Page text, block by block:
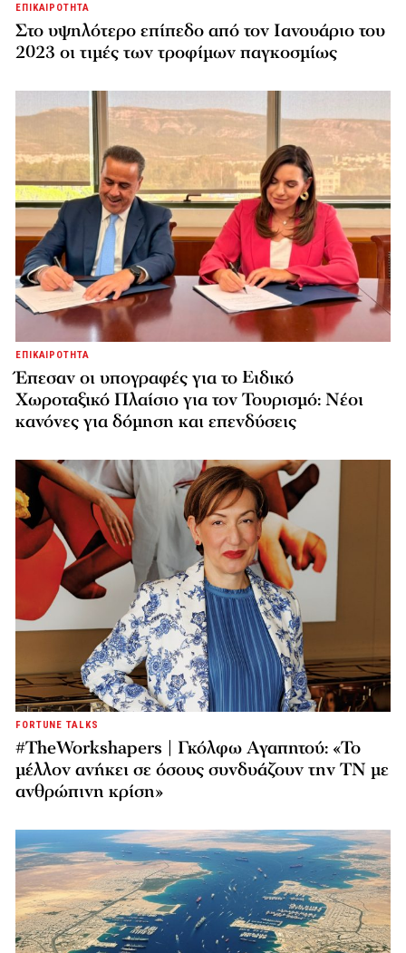
ΕΠΙΚΑΙΡΟΤΗΤΑ
Στο υψηλότερο επίπεδο από τον Ιανουάριο του
2023 οι τιμές των τροφίμων παγκοσμίως
ΕΠΙΚΑΙΡΟΤΗΤΑ
Έπεσαν οι υπογραφές για το Ειδικό
Χωροταξικό Πλαίσιο για τον Τουρισμό: Νέοι
κανόνες για δόμηση και επενδύσεις
FORTUNE TALKS
#TheWorkshapers | Γκόλφω Αγαπητού: «Το
μέλλον ανήκει σε όσους συνδυάζουν την ΤΝ με
ανθρώπινη κρίση»